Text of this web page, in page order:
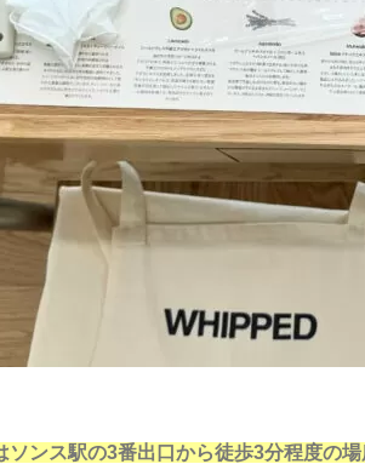
ンス駅の3番出口から徒歩3分程度の場